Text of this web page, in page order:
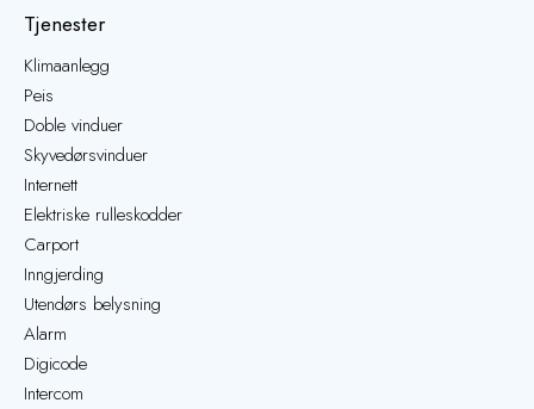
Tjenester
Klimaanlegg
Peis
Doble vinduer
Skyvedørsvinduer
Internett
Elektriske rulleskodder
Carport
Inngjerding
Utendørs belysning
Alarm
Digicode
Intercom